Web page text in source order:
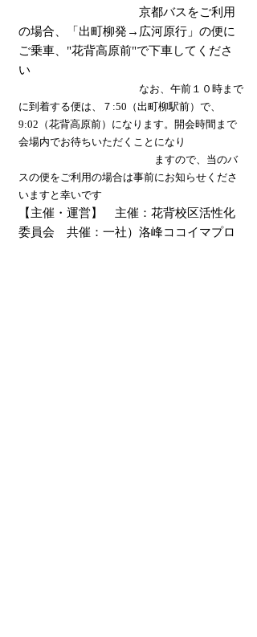
京都バスをご利用
の場合、「出町柳発→広河原行」の便に
ご乗車、"花背高原前"で下車してくださ
い
なお、午前１０時まで
に到着する便は、７:50（出町柳駅前）で、
9:02（花背高原前）になります。開会時間まで
会場内でお待ちいただくことになり
ますので、当のバ
スの便をご利用の場合は事前にお知らせくださ
いますと幸いです
【主催・運営】 主催：花背校区活性化
委員会 共催：一社）洛峰ココイマプロ